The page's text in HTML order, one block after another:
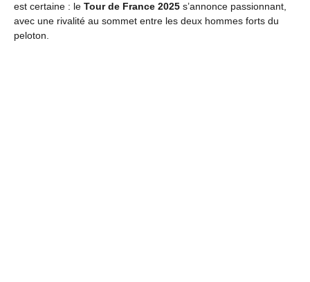
est certaine : le Tour de France 2025 s’annonce passionnant,
avec une rivalité au sommet entre les deux hommes forts du
peloton.